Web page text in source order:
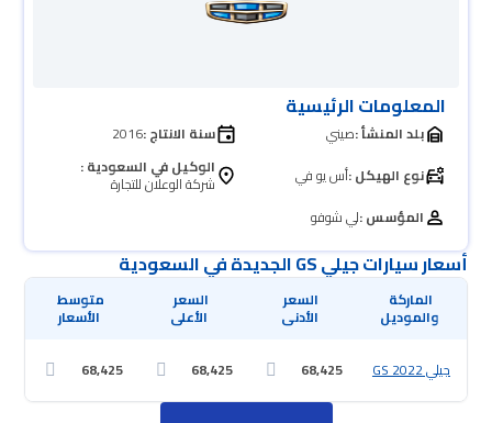
المعلومات الرئيسية
بلد المنشأ :صيني سنة الانتاج :2016
نوع الهيكل :أس يو في الوكيل في السعودية :
شركة الوعلان للتجارة
المؤسس :لي شوفو
أسعار سيارات جيلي GS الجديدة في السعودية
السعر متوسط
جيلي GS 2022 68,425
68,425
68,425